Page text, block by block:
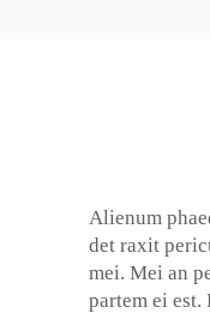
Alienum
det raxit
mei. Mei an
partem ei